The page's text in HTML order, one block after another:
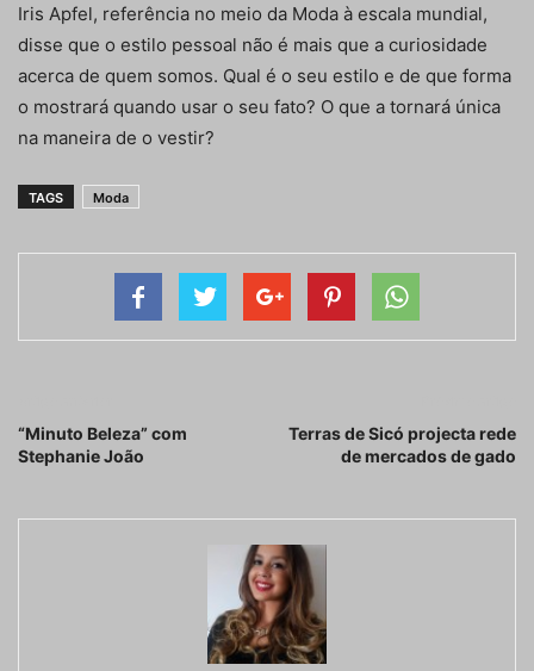
Iris Apfel, referência no meio da Moda à escala mundial,
disse que o estilo pessoal não é mais que a curiosidade
acerca de quem somos. Qual é o seu estilo e de que forma
o mostrará quando usar o seu fato? O que a tornará única
na maneira de o vestir?
TAGS Moda
“Minuto Beleza” com
Stephanie João
Terras de Sicó projecta rede
de mercados de gado